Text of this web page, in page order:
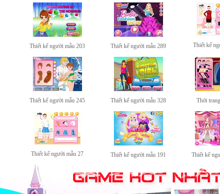
Thiết kế người mẫu 203 Thiết kế người mẫu 289 Thiết kế
Thiết kế người mẫu 245 Thiết kế người mẫu 328 Thời
Thiết kế người mẫu 27 Thiết kế người mẫu 191 Thiết kế